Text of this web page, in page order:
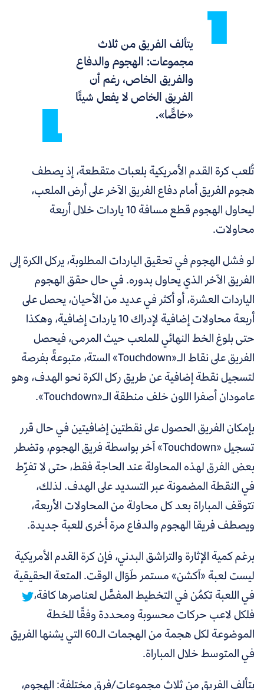
يتألف الفريق من ثلاث
مجموعات: الهجوم والدفاع
والفريق الخاص، رغم أن
الفريق الخاص لا يفعل شيئًا
«خاصًّا».
تُلعب كرة القدم الأمريكية بلعبات متقطعة، إذ يصطف
هجوم الفريق أمام دفاع الفريق الآخر على أرض الملعب،
ليحاول الهجوم قطع مسافة 10 ياردات خلال أربعة
محاولات.
لو فشل الهجوم في تحقيق الياردات المطلوبة، يركل الكرة إلى
الفريق الآخر الذي يحاول بدوره. في حال حقق الهجوم
الياردات العشرة، أو أكثر في عديد من الأحيان، يحصل على
أربعة محاولات إضافية لإدراك 10 ياردات إضافية، وهكذا
حتى بلوغ الخط النهائي للملعب حيث المرمى، فيحصل
الفريق على نقاط الـ«Touchdown» الستة، متبوعةً بفرصة
لتسجيل نقطة إضافية عن طريق ركل الكرة نحو الهدف، وهو
عامودان أصفرا اللون خلف منطقة الـ«Touchdown».
بإمكان الفريق الحصول على نقطتين إضافيتين في حال قرر
تسجيل «Touchdown» آخر بواسطة فريق الهجوم، وتضطر
بعض الفرق لهذه المحاولة عند الحاجة فقط، حتى لا تفرِّط
في النقطة المضمونة عبر التسديد على الهدف. لذلك،
تتوقف المباراة بعد كل محاولة من المحاولات الأربعة،
ويصطف فريقا الهجوم والدفاع مرة أخرى للعبة جديدة.
برغم كمية الإثارة والتراشق البدني، فإن كرة القدم الأمريكية
ليست لعبة «آكشن» مستمر طَوَال الوقت. المتعة الحقيقية
في اللعبة تكمُن في التخطيط المفصَّل لعناصرها كافة،
فلكل لاعب حركات محسوبة ومحددة وفقًا للخطة
الموضوعة لكل هجمة من الهجمات الـ60 التي يشنها الفريق
في المتوسط خلال المباراة.
يتألف الفريق من ثلاث مجموعات/فرق مختلفة: الهجوم،